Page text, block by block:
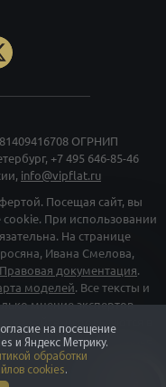
ОГРНИП
+7 495 646-85-46
info@vipflat.ru
Посещая сайт, вы
cookie. При использовании
На странице
Ивана Смелова,
Правовая документация.
моделей. Все тексты и
мнение экспертов
на сайте, используются в
Для объектов в архиве
в рекламе. Организация
и «Instagram»,
на посещение
и Яндекс Метрику.
обработки
cookies.